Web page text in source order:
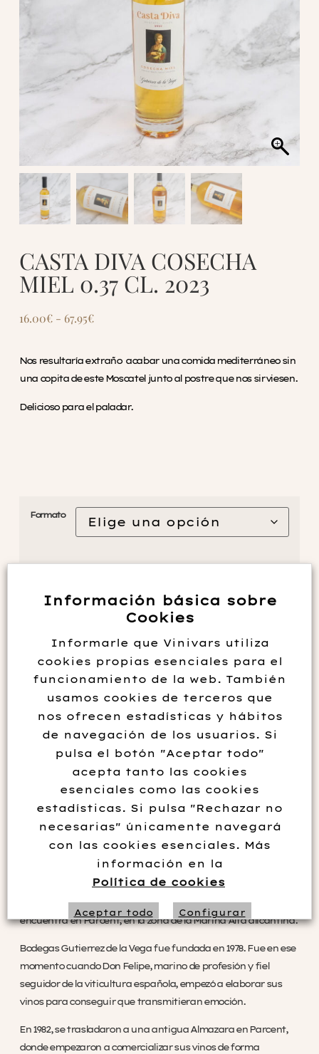
CASTA DIVA COSECHA
MIEL 0.37 CL. 2023
16.00€ - 67.95€
Nos resultaría extraño acabar una comida mediterráneo sin
una copita de este Moscatel junto al postre que nos sirviesen.
Delicioso para el paladar.
Formato
Información adicional
Formato
0.37 cl , 1,5 L Magnum
Graduación13,5° vol.
Moscatel de alejandria
Descripción de la bodega
Gutiérrez de la Vega es una destacada bodega de vinos
ubicada en la región de Alicante. Es pequeña, familiar y se
encuentra en Parcent, en la zona de la Marina Alta alicantina.
Bodegas Gutierrez de la Vega fue fundada en 1978. Fue en ese
momento cuando Don Felipe, marino de profesión y fiel
seguidor de la viticultura española, empezó a elaborar sus
vinos para conseguir que transmitieran emoción.
En 1982, se trasladaron a una antigua Almazara en Parcent,
donde empezaron a comercializar sus vinos de forma
Información básica sobre
Cookies
Informarle que Vinivars utiliza
cookies propias esenciales para el
funcionamiento de la web. También
usamos cookies de terceros que
nos ofrecen estadísticas y hábitos
de navegación de los usuarios. Si
pulsa el botón "Aceptar todo"
acepta tanto las cookies
esenciales como las cookies
estadísticas. Si pulsa "Rechazar no
necesarias" únicamente navegará
con las cookies esenciales. Más
información en la
Política de cookies
Aceptar todo Configurar
Rechazar no necesarias